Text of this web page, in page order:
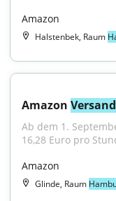
Amazon
Halstenbek, Raum
Amazon Versand
Ab dem 1.
16,28 Euro pro
Amazon
Glinde, Raum